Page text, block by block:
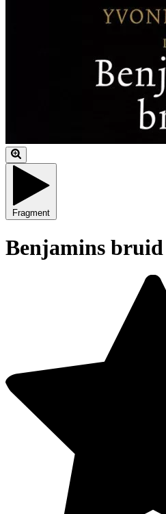
Fragment
Benjamins bruid